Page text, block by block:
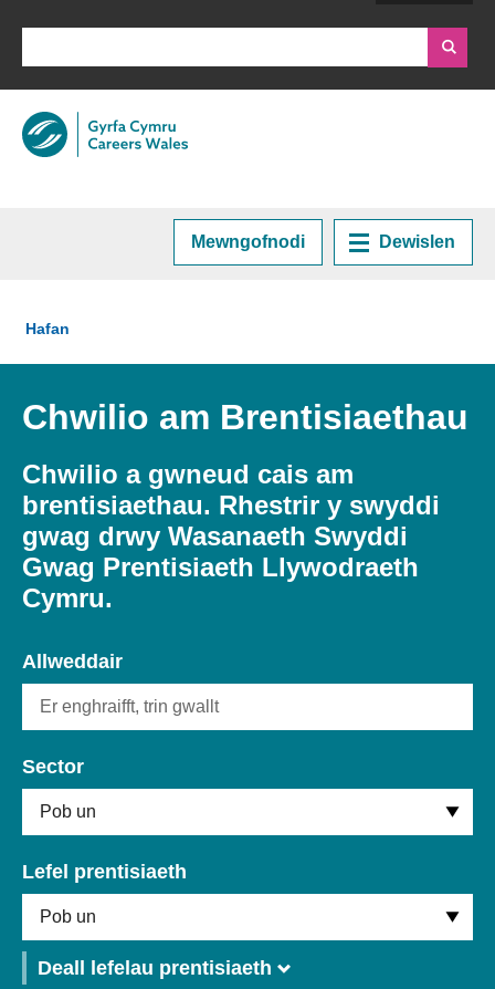
Mewngofnodi Dewislen
Cyrsiau a Hyfforddiant
Cael Swydd
Prentisiaethau
Cysylltu â ni
Newyddion
Amdanom ni
Gweithio i ni
Rydych chi yma:
Hafan
Chwilio am Brentisiaethau
Chwilio a gwneud cais am
brentisiaethau. Rhestrir y swyddi
gwag drwy Wasanaeth Swyddi
Gwag Prentisiaeth Llywodraeth
Cymru.
Allweddair
Sector
Lefel prentisiaeth
Deall lefelau prentisiaeth